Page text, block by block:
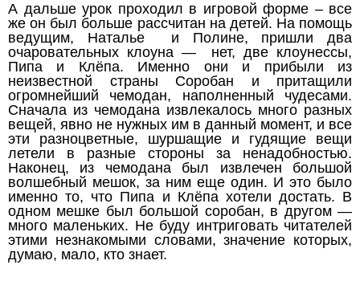
А дальше урок проходил в игровой форме – все
же он был больше рассчитан на детей. На помощь
ведущим, Наталье и Полине, пришли два
очаровательных клоуна — нет, две клоунессы,
Пипа и Клёпа. Именно они и прибыли из
неизвестной страны Соробан и притащили
огромнейший чемодан, наполненный чудесами.
Сначала из чемодана извлекалось много разных
вещей, явно не нужных им в данный момент, и все
эти разноцветные, шуршащие и гудящие вещи
летели в разные стороны за ненадобностью.
Наконец, из чемодана был извлечен большой
волшебный мешок, за ним еще один. И это было
именно то, что Пипа и Клёпа хотели достать. В
одном мешке был большой соробан, в другом —
много маленьких. Не буду интриговать читателей
этими незнакомыми словами, значение которых,
думаю, мало, кто знает.